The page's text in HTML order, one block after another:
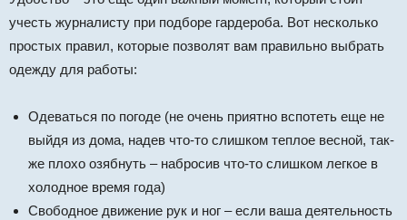
учесть журналисту при подборе гардероба. Вот несколько
простых правил, которые позволят вам правильно выбрать
одежду для работы:
Одеваться по погоде (не очень приятно вспотеть еще не
выйдя из дома, надев что-то слишком теплое весной, так-
же плохо озябнуть – набросив что-то слишком легкое в
холодное время года)
Свободное движение рук и ног – если ваша деятельность